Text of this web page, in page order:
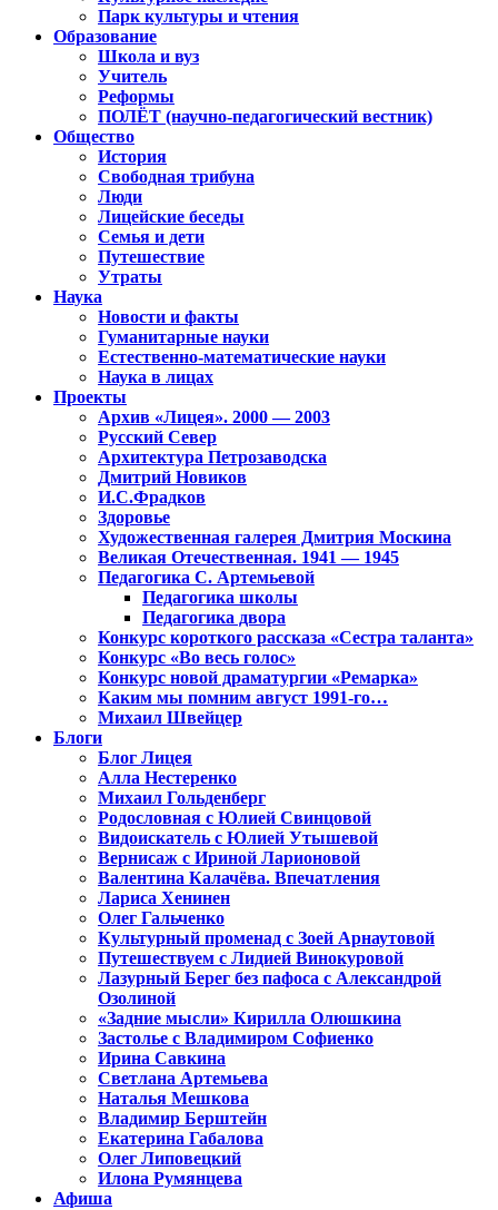
Парк культуры и чтения
Образование
Школа и вуз
Учитель
Реформы
ПОЛЁТ (научно-педагогический вестник)
Общество
История
Свободная трибуна
Люди
Лицейские беседы
Семья и дети
Путешествие
Утраты
Наука
Новости и факты
Гуманитарные науки
Естественно-математические науки
Наука в лицах
Проекты
Архив «Лицея». 2000 — 2003
Русский Север
Архитектура Петрозаводска
Дмитрий Новиков
И.С.Фрадков
Здоровье
Художественная галерея Дмитрия Москина
Великая Отечественная. 1941 — 1945
Педагогика С. Артемьевой
Педагогика школы
Педагогика двора
Конкурс короткого рассказа «Сестра таланта»
Конкурс «Во весь голос»
Конкурс новой драматургии «Ремарка»
Каким мы помним август 1991-го…
Михаил Швейцер
Блоги
Блог Лицея
Алла Нестеренко
Михаил Гольденберг
Родословная с Юлией Свинцовой
Видоискатель с Юлией Утышевой
Вернисаж с Ириной Ларионовой
Валентина Калачёва. Впечатления
Лариса Хенинен
Олег Гальченко
Культурный променад с Зоей Арнаутовой
Путешествуем с Лидией Винокуровой
Лазурный Берег без пафоса с Александрой
Озолиной
«Задние мысли» Кирилла Олюшкина
Застолье с Владимиром Софиенко
Ирина Савкина
Светлана Артемьева
Наталья Мешкова
Владимир Берштейн
Екатерина Габалова
Олег Липовецкий
Илона Румянцева
Афиша